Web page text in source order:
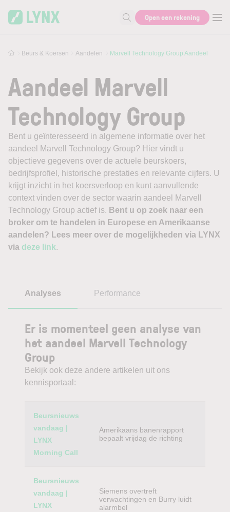
Zoek naar informatie
Open een rekening
Beurs & Koersen Aandelen Marvell Technology Group Aandeel
Aandeel Marvell
Technology Group
Bent u geïnteresseerd in algemene informatie over het
aandeel Marvell Technology Group? Hier vindt u
objectieve gegevens over de actuele beurskoers,
bedrijfsprofiel, historische prestaties en relevante cijfers. U
krijgt inzicht in het koersverloop en kunt aanvullende
context vinden over de sector waarin aandeel Marvell
Technology Group actief is. Bent u op zoek naar een
broker om te handelen in Europese en Amerikaanse
aandelen? Lees meer over de mogelijkheden via LYNX
via deze link.
Analyses Performance
Er is momenteel geen analyse van
het aandeel Marvell Technology
Group
Bekijk ook deze andere artikelen uit ons
kennisportaal:
Category
Beursnieuws
vandaag |
LYNX
Morning Call
Amerikaans banenrapport
bepaalt vrijdag de richting
Beursnieuws
vandaag |
LYNX
Siemens overtreft
verwachtingen en Burry luidt
alarmbel